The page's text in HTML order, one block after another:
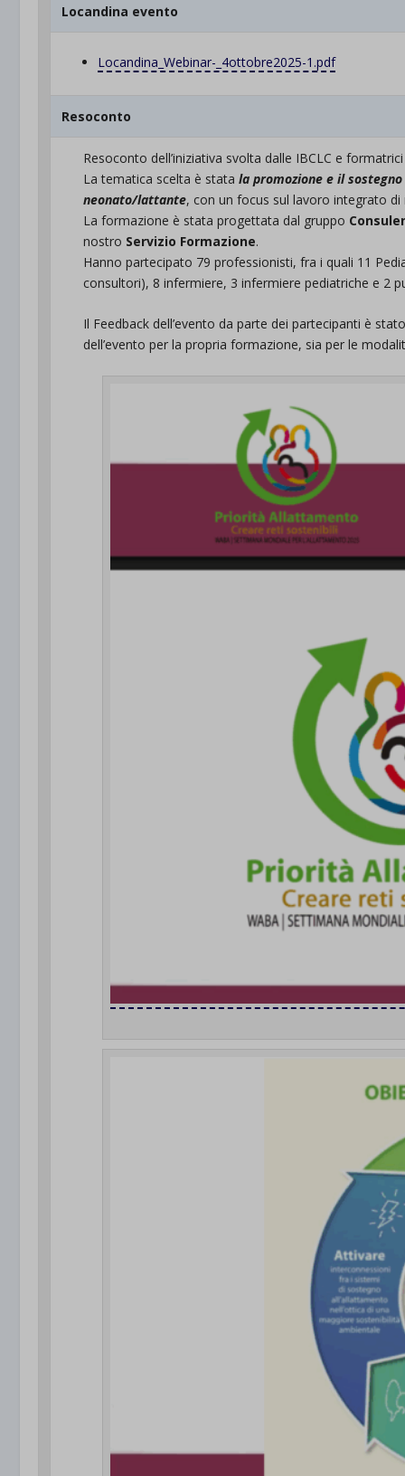
Locandina evento
Locandina_Webinar-_4ottobre2025-1.pdf
Resoconto
Resoconto dell’iniziativa svolta dalle IBCLC e
La tematica scelta è statala promozione e il
neonato/lattante, con un focus sul lavoro integrato
La formazione è stata progettata dal gruppo
nostro Servizio Formazione.
Hanno partecipato 79 professionisti, fra i quali 11
consultori), 8 infermiere, 3 infermiere pediatriche e 2
Il Feedback dell’evento da parte dei partecipanti è
dell’evento per la propria formazione, sia per le